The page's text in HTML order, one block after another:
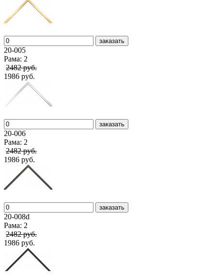
заказать
20-005
Рама: 2
2482 руб.
1986 руб.
заказать
20-006
Рама: 2
2482 руб.
1986 руб.
заказать
20-008d
Рама: 2
2482 руб.
1986 руб.